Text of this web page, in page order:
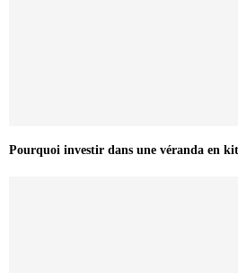
Pourquoi investir dans une véranda en